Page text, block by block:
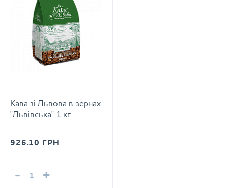
Кава зі Львова в зернах
"Львівська" 1 кг
926.10 ГРН
- +